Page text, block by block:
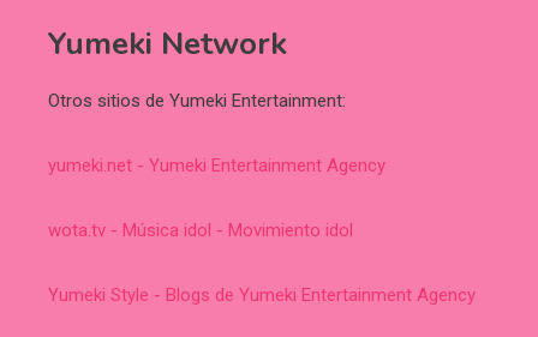
Yumeki Network
Otros sitios de Yumeki Entertainment:
yumeki.net - Yumeki Entertainment Agency
wota.tv - Música idol - Movimiento idol
Yumeki Style - Blogs de Yumeki Entertainment Agency